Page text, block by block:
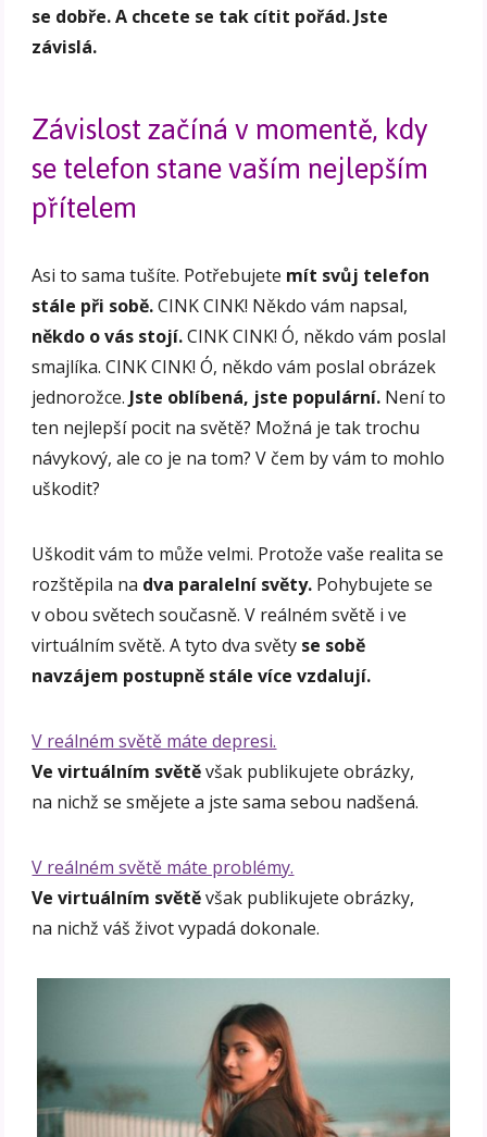
se dobře. A chcete se tak cítit pořád. Jste
závislá.
Závislost začíná v momentě, kdy
se telefon stane vaším nejlepším
přítelem
Asi to sama tušíte. Potřebujete mít svůj telefon
stále při sobě.CINK CINK! Někdo vám napsal,
někdo o vás stojí.CINK CINK! Ó, někdo vám poslal
smajlíka. CINK CINK! Ó, někdo vám poslal obrázek
jednorožce. Jste oblíbená, jste populární. Není to
ten nejlepší pocit na světě? Možná je tak trochu
návykový, ale co je na tom? V čem by vám to mohlo
uškodit?
Uškodit vám to může velmi. Protože vaše realita se
rozštěpila na dva paralelní světy. Pohybujete se
v obou světech současně. V reálném světě i ve
virtuálním světě. A tyto dva světy se sobě
navzájem postupně stále více vzdalují.
V reálném světě máte depresi.
Ve virtuálním světěvšak publikujete obrázky,
na nichž se smějete a jste sama sebou nadšená.
V reálném světě máte problémy.
Ve virtuálním světěvšak publikujete obrázky,
na nichž váš život vypadá dokonale.